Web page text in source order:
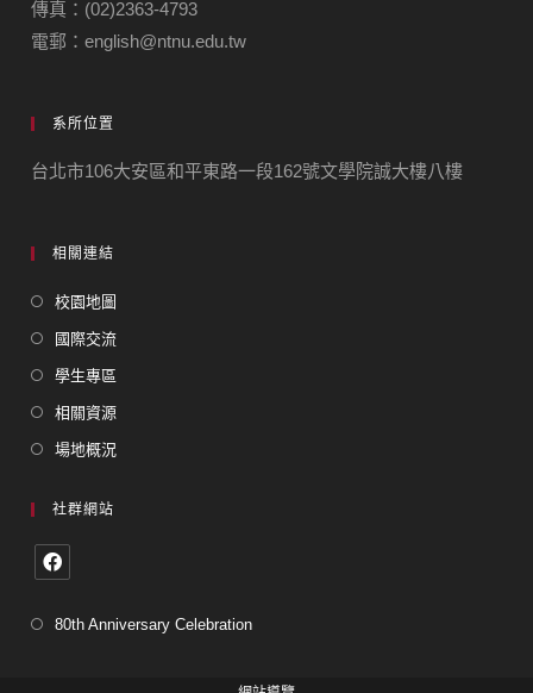
傳真：(02)2363-4793
電郵：english@ntnu.edu.tw
系所位置
台北市106大安區和平東路一段162號文學院誠大樓八樓
相關連結
校園地圖
國際交流
學生專區
相關資源
場地概況
社群網站
80th Anniversary Celebration